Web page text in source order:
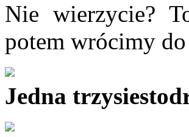
Nie wierzycie?
potem wrócimy
Jedna